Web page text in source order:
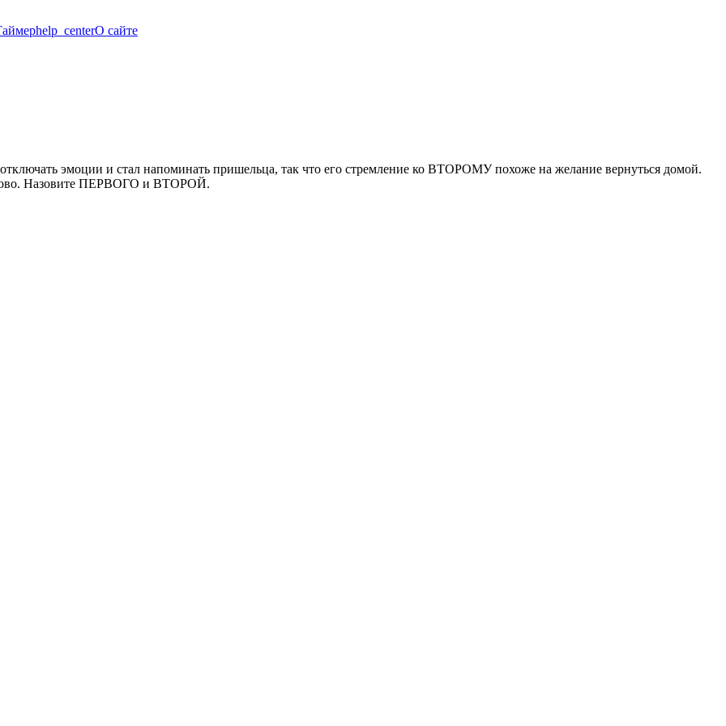
help_centerО сайте
эмоции и стал напоминать пришельца, так что его стремление ко ВТОРОМУ похоже на желание вернуться домой.
Назовите ПЕРВОГО и ВТОРОЙ.